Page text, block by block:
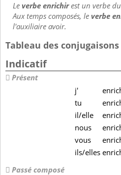
Leverbe enrichirest un verbe
Aux temps composés, leverbe
l'auxiliaire avoir.
Tableau des
Indicatif
Présent
j'
tu
il/elle
nous
vous
ils/elles
Passé composé